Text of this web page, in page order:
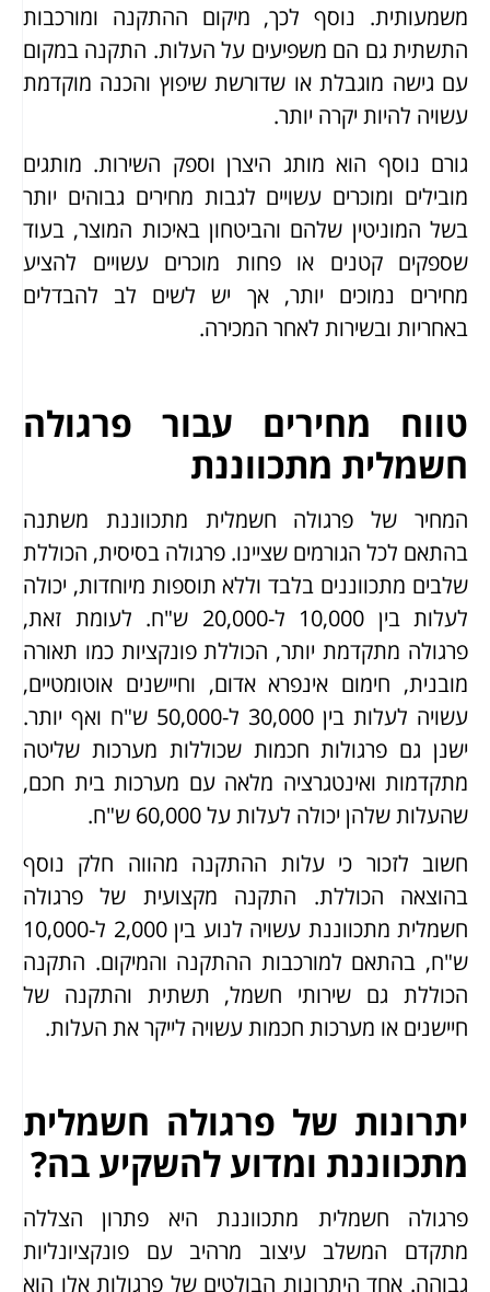
משמעותית. נוסף לכך, מיקום ההתקנה ומורכבות
התשתית גם הם משפיעים על העלות. התקנה במקום
עם גישה מוגבלת או שדורשת שיפוץ והכנה מוקדמת
עשויה להיות יקרה יותר.
גורם נוסף הוא מותג היצרן וספק השירות. מותגים
מובילים ומוכרים עשויים לגבות מחירים גבוהים יותר
בשל המוניטין שלהם והביטחון באיכות המוצר, בעוד
שספקים קטנים או פחות מוכרים עשויים להציע
מחירים נמוכים יותר, אך יש לשים לב להבדלים
באחריות ובשירות לאחר המכירה.
טווח מחירים עבור פרגולה
חשמלית מתכווננת
המחיר של פרגולה חשמלית מתכווננת משתנה
בהתאם לכל הגורמים שציינו. פרגולה בסיסית, הכוללת
שלבים מתכווננים בלבד וללא תוספות מיוחדות, יכולה
לעלות בין 10,000 ל-20,000 ש"ח. לעומת זאת,
פרגולה מתקדמת יותר, הכוללת פונקציות כמו תאורה
מובנית, חימום אינפרא אדום, וחיישנים אוטומטיים,
עשויה לעלות בין 30,000 ל-50,000 ש"ח ואף יותר.
ישנן גם פרגולות חכמות שכוללות מערכות שליטה
מתקדמות ואינטגרציה מלאה עם מערכות בית חכם,
שהעלות שלהן יכולה לעלות על 60,000 ש"ח.
חשוב לזכור כי עלות ההתקנה מהווה חלק נוסף
בהוצאה הכוללת. התקנה מקצועית של פרגולה
חשמלית מתכווננת עשויה לנוע בין 2,000 ל-10,000
ש"ח, בהתאם למורכבות ההתקנה והמיקום. התקנה
הכוללת גם שירותי חשמל, תשתית והתקנה של
חיישנים או מערכות חכמות עשויה לייקר את העלות.
יתרונות של פרגולה חשמלית
מתכווננת ומדוע להשקיע בה?
פרגולה חשמלית מתכווננת היא פתרון הצללה
מתקדם המשלב עיצוב מרהיב עם פונקציונליות
גבוהה. אחד היתרונות הבולטים של פרגולות אלו הוא